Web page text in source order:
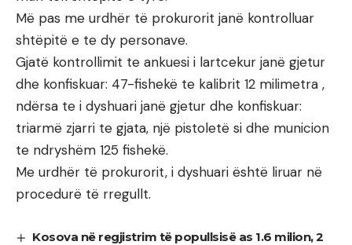
Më pas me urdhër të prokurorit janë kontrolluar
shtëpitë e te dy personave.
Gjatë kontrollimit te ankuesi i lartcekur janë gjetur
dhe konfiskuar: 47-fishekë te kalibrit 12 milimetra ,
ndërsa te i dyshuari janë gjetur dhe konfiskuar:
triarmë zjarri te gjata, një pistoletë si dhe municion
te ndryshëm 125 fishekë.
Me urdhër të prokurorit, i dyshuari është liruar në
procedurë të rregullt.
Kosova në regjistrim të popullsisë as 1.6 milion, 2